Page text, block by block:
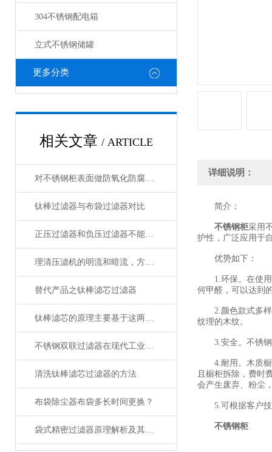
304不锈钢配电箱
立式不锈钢储罐
更多分类
相关文章 / ARTICLE
对不锈钢柜表面做防氧化防腐处理
钛棒过滤器与布袋过滤器对比
正压过滤器和负压过滤器不能通用吗？
理清压滤机的明流和暗流，方能为你保驾护航
替代产品之钛棒滤芯过滤器
钛棒滤芯的原理主要基于这两个方面
不锈钢双联过滤器在现代工业中的应用与重要性
清洗钛棒滤芯过滤器的方法
布袋除尘器布袋多长时间更换？
袋式精密过滤器原理解析及其在工业过滤中的应用
详细说明：
简介：
不锈钢柜采用
护性，广泛应用于
优势如下：
1.环保。在使用
何甲醛，可以达到
2.颜色款式多样
纹理的木纹。
3.安全。不锈钢
4.耐用。木质橱
且橱柜拆除，费时
会产生废弃、粉尘
5.可根据客户技
不锈钢柜